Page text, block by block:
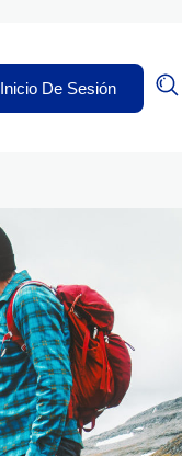
Inicio De Sesión